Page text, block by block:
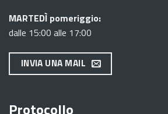
MARTEDÌ pomeriggio:
dalle 15:00 alle 17:00
INVIA UNA MAIL
Protocollo